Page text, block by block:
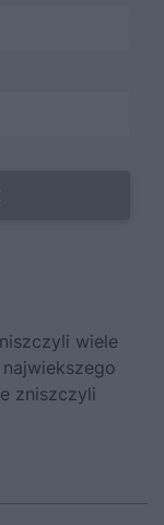
wiele
zniszczyli